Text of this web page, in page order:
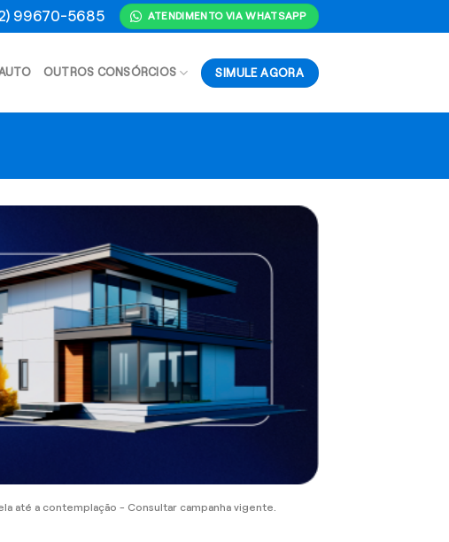
99670-5685 ATENDIMENTO VIA WHATSAPP
OUTROS CONSÓRCIOS SIMULE AGORA
até a contemplação - Consultar campanha vigente.